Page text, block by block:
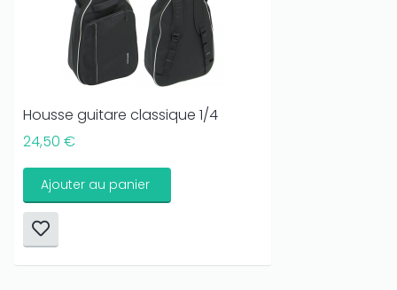
Housse guitare classique 1/4
24,50 €
Ajouter au panier